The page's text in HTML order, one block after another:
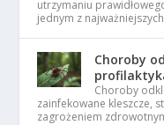
utrzymaniu
jednym z
Choroby
Choroby
zainfekowane kleszcze,
zagrożeniem